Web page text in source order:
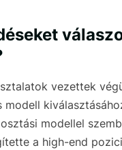
vezettek
modell
modellel
a high-end